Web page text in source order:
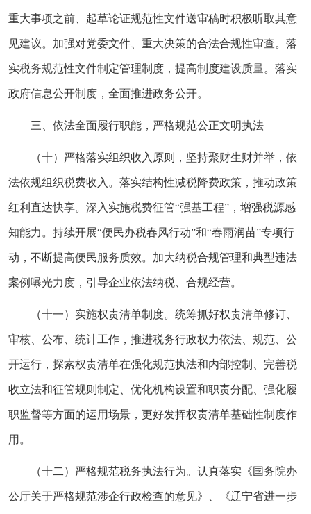
重大事项之前、起草论证规范性文件送审稿时积极听取其意
见建议。加强对党委文件、重大决策的合法合规性审查。落
实税务规范性文件制定管理制度，提高制度建设质量。落实
政府信息公开制度，全面推进政务公开。
三、依法全面履行职能，严格规范公正文明执法
（十）严格落实组织收入原则，坚持聚财生财并举，依
法依规组织税费收入。落实结构性减税降费政策，推动政策
红利直达快享。深入实施税费征管“强基工程”，增强税源感
知能力。持续开展“便民办税春风行动”和“春雨润苗”专项行
动，不断提高便民服务质效。加大纳税合规管理和典型违法
案例曝光力度，引导企业依法纳税、合规经营。
（十一）实施权责清单制度。统筹抓好权责清单修订、
审核、公布、统计工作，推进税务行政权力依法、规范、公
开运行，探索权责清单在强化规范执法和内部控制、完善税
收立法和征管规则制定、优化机构设置和职责分配、强化履
职监督等方面的运用场景，更好发挥权责清单基础性制度作
用。
（十二）严格规范税务执法行为。认真落实《国务院办
公厅关于严格规范涉企行政检查的意见》、《辽宁省进一步